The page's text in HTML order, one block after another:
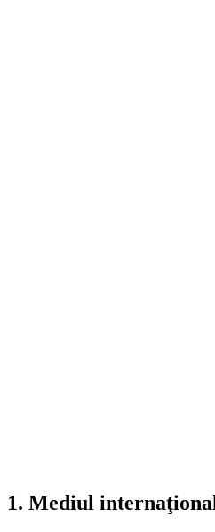
1. Mediul internaţional